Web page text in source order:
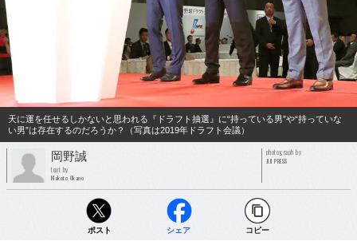
天に運を任せるしかないと思われる『ドラフト抽選』に“持っている男”や“持っていな
い男”は存在するのだろうか？（写真は2019年ドラフト会議）
岡野誠
text by
Makoto Okano
photograph by
JIJI PRESS
ポスト シェア コピー